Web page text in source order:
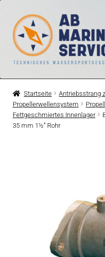
Zur
Navigation
springen
Zum
Inhalt
springen
Home
Motoren
Startseite
Antriebsstrang
Propellerwellensystem
Fettgeschmiertes Innenlager
35 mm 1½” Rohr